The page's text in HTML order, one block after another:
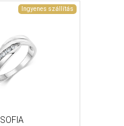
Ingyenes szállítás
SOFIA